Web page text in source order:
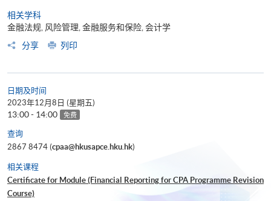
相关学科
金融法规, 风险管理, 金融服务和保险, 会计学
分享
列印
日期及时间
2023年12月8日 (星期五)
13:00 - 14:00 免费
查询
2867 8474 (cpaa@hkusapce.hku.hk)
相关课程
Certificate for Module (Financial Reporting for CPA Programme Revision
Course)